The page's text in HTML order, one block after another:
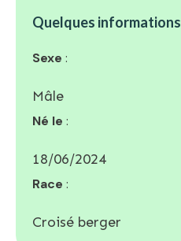
Quelques informations
Sexe :
Mâle
Né le :
18/06/2024
Race :
Croisé berger